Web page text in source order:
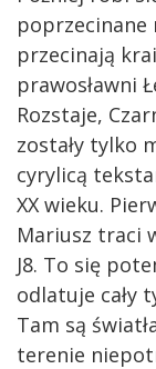
poprzecinane
przecinają
prawosławni
Rozstaje,
zostały tylko
cyrylicą
XX wieku.
Mariusz traci
J8. To się
odlatuje cały
Tam są
terenie